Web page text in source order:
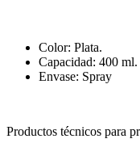
Color: Plata.
Capacidad: 400 ml.
Envase: Spray
Productos técnicos para